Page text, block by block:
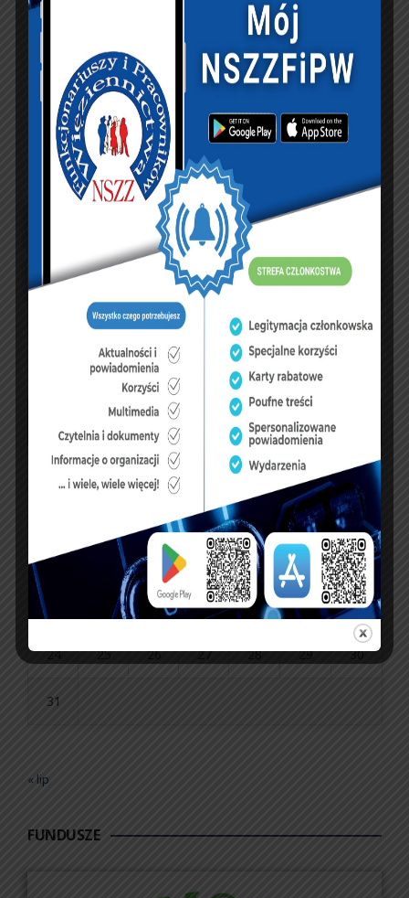
NASZ FACEBOOK
UBEZPIECZENIA
sierpień 2026
W Ś P S
1 2
6 8 9
10 12 13 14 15 16
19 20 21 22 23
24 25 26 27 28 29 30
31
« lip
FUNDUSZE